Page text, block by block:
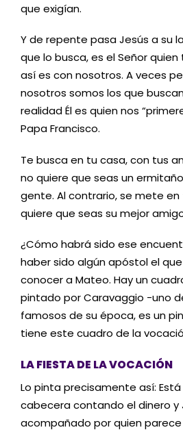
que exigían.
Y de repente pasa Jesús a su
que lo busca, es el Señor
así es con nosotros. A veces
nosotros somos los que
realidad Él es quien nos
Papa Francisco.
Te busca en tu casa, con tus
no quiere que seas un
gente. Al contrario, se mete
quiere que seas su mejor
¿Cómo habrá sido ese
haber sido algún apóstol el
conocer a Mateo. Hay un
pintado por Caravaggio -uno
famosos de su época, es un
tiene este cuadro de la
LA FIESTA DE LA VOCACIÓN
Lo pinta precisamente así:
cabecera contando el dinero y
acompañado por quien parece